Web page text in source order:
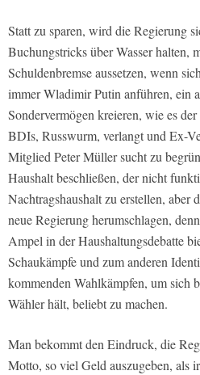
Statt zu sparen, wird die Regierung
Buchungstricks über Wasser halten,
Schuldenbremse aussetzen, wenn
immer Wladimir Putin anführen, ein
Sondervermögen kreieren, wie es
BDIs, Russwurm, verlangt und Ex-
Mitglied Peter Müller sucht zu
Haushalt beschließen, der nicht
Nachtragshaushalt zu erstellen, aber
neue Regierung herumschlagen,
Ampel in der Haushaltungsdebatte
Schaukämpfe und zum anderen
kommenden Wahlkämpfen, um sich
Wähler hält, beliebt zu machen.
Man bekommt den Eindruck, die
Motto, so viel Geld auszugeben, als